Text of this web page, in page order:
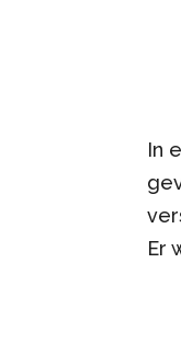
In
Er